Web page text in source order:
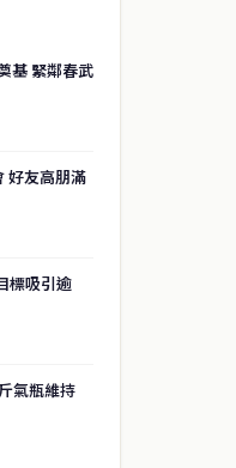
基 緊鄰春武
好友高朋滿
標吸引逾
氣瓶維持